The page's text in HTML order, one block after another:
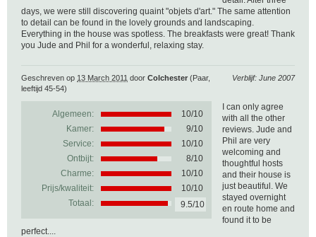
days, we were still discovering quaint "objets d'art." The same attention
to detail can be found in the lovely grounds and landscaping.
Everything in the house was spotless. The breakfasts were great! Thank
you Jude and Phil for a wonderful, relaxing stay.
Verblijf: June 2007
Geschreven op 13 March 2011 door Colchester (Paar,
leeftijd 45-54)
Algemeen: 10/10
Kamer:
9/10
Service:
10/10
Ontbijt:
8/10
Charme:
10/10
Prijs/kwaliteit:
10/10
Totaal:
9.5/10
I can only agree
with all the other
reviews. Jude and
Phil are very
welcoming and
thoughtful hosts
and their house is
just beautiful. We
stayed overnight
en route home and
found it to be
perfect....